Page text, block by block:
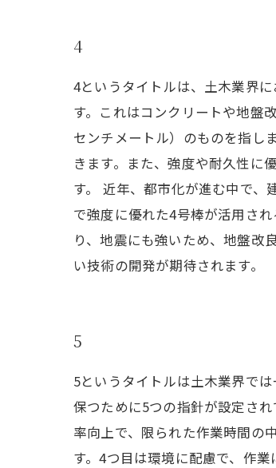
4
4というタイトルは、土木業界
す。これはコンクリートや地盤
センチメートル）のものを指し
きます。また、強度や耐久性に
す。 近年、都市化が進む中で、
で強度に優れた4号棒が活用さ
り、地震にも強いため、地盤改
い技術の開発が期待されます。
5
5というタイトルは土木業界で
保つために5つの指針が設定さ
率向上で、限られた作業時間の
す。4つ目は環境に配慮で、作